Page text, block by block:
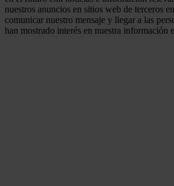
nuestros anuncios en sitios web de terceros
comunicar nuestro mensaje y llegar a las
han mostrado interés en nuestra información